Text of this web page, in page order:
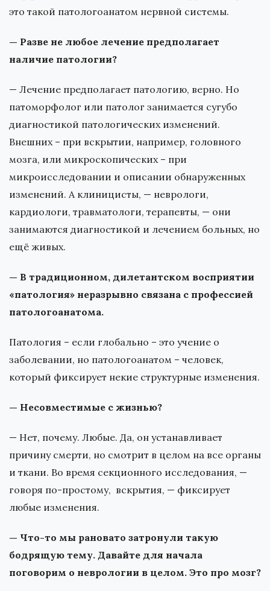
это такой патологоанатом нервной системы.
— Разве не любое лечение предполагает
наличие патологии?
— Лечение предполагает патологию, верно. Но
патоморфолог или патолог занимается сугубо
диагностикой патологических изменений.
Внешних – при вскрытии, например, головного
мозга, или микроскопических – при
микроисследовании и описании обнаруженных
изменений. А клиницисты, — неврологи,
кардиологи, травматологи, терапевты, — они
занимаются диагностикой и лечением больных, но
ещё живых.
— В традиционном, дилетантском восприятии
«патология» неразрывно связана с профессией
патологоанатома.
Патология – если глобально – это учение о
заболевании, но патологоанатом – человек,
который фиксирует некие структурные изменения.
— Несовместимые с жизнью?
— Нет, почему. Любые. Да, он устанавливает
причину смерти, но смотрит в целом на все органы
и ткани. Во время секционного исследования, —
говоря по-простому, вскрытия, — фиксирует
любые изменения.
— Что-то мы рановато затронули такую
бодрящую тему. Давайте для начала
поговорим о неврологии в целом. Это про мозг?